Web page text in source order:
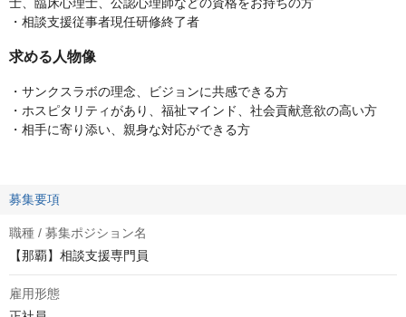
・相談支援従事者現任研修終了者
求める人物像
・サンクスラボの理念、ビジョンに共感できる方
・ホスピタリティがあり、福祉マインド、社会貢献意欲の高い方
・相手に寄り添い、親身な対応ができる方
募集要項
職種 / 募集ポジション名
【那覇】相談支援専門員
雇用形態